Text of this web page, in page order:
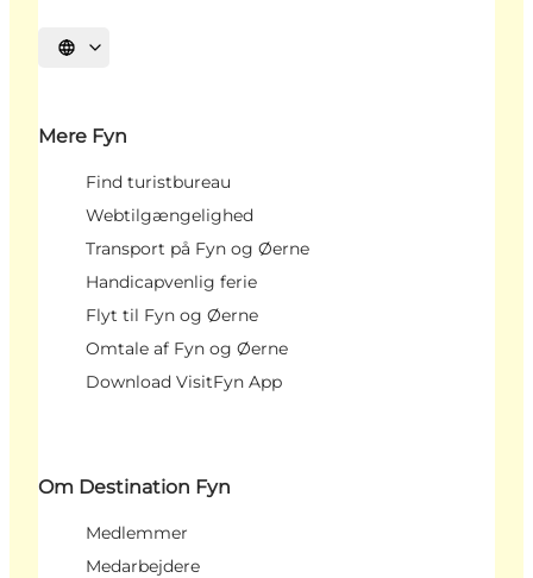
Vælg sprog
Mere Fyn
Find turistbureau
Webtilgængelighed
Transport på Fyn og Øerne
Handicapvenlig ferie
Flyt til Fyn og Øerne
Omtale af Fyn og Øerne
Download VisitFyn App
Om Destination Fyn
Medlemmer
Medarbejdere